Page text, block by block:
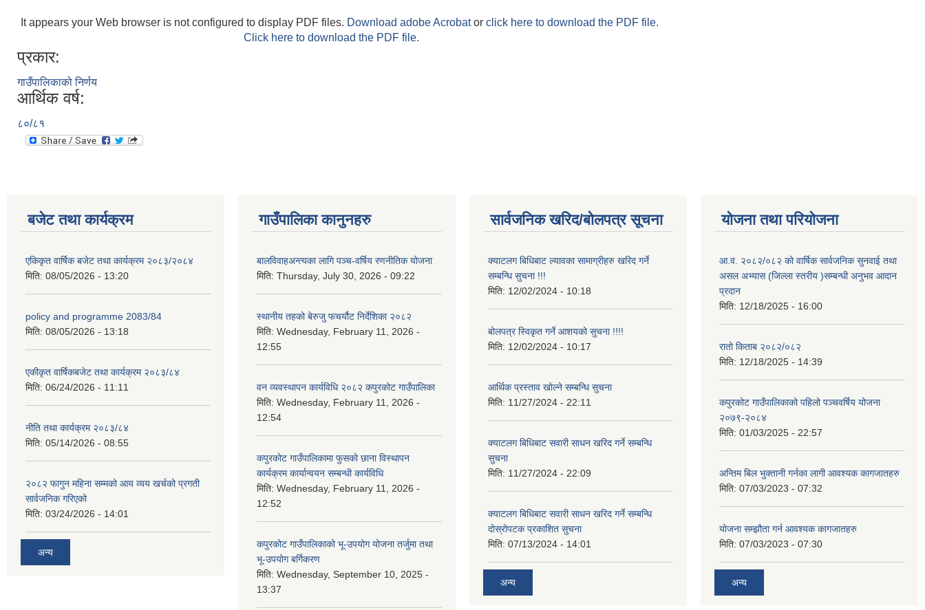
It appears your Web browser is not configured to display PDF files. Download adobe Acrobator click here to download the PDF file.
Click here to download the PDF file.
प्रकार:
गाउँपालिकाको निर्णय
आर्थिक वर्ष:
८०/८१
बजेट तथा कार्यक्रम
एकिकृत वार्षिक बजेट तथा कार्यक्रम २०८३/२०८४
मिति: 08/05/2026 - 13:20
policy and programme 2083/84
मिति: 08/05/2026 - 13:18
एकीकृत वार्षिकबजेट तथा कार्यक्रम २०८३/८४
मिति: 06/24/2026 - 11:11
नीति तथा कार्यक्रम २०८३/८४
मिति: 05/14/2026 - 08:55
२०८२ फागुन महिना सम्मको आय व्यय खर्चको प्रगती
सार्वजनिक गरिएको
मिति: 03/24/2026 - 14:01
अन्य
गाउँपालिका कानुनहरु
बालविवाहअन्त्यका लागि पञ्च-वर्षिय रणनीतिक योजना
मिति: Thursday, July 30, 2026 - 09:22
स्थानीय तहको बेरुजु फचर्यौट निर्देशिका २०८२
मिति: Wednesday, February 11, 2026 -
12:55
वन व्यवस्थापन कार्यविधि २०८२ कपुरकोट गाउँपालिका
मिति: Wednesday, February 11, 2026 -
12:54
कपुरकोट गाउँपालिकामा फुसको छाना विस्थापन
कार्यक्रम कार्यान्वयन सम्बन्धी कार्यविधि
मिति: Wednesday, February 11, 2026 -
12:52
कपुरकोट गाउँपालिकाको भू-उपयोग योजना तर्जुमा तथा
भू-उपयोग बर्गिकरण
मिति: Wednesday, September 10, 2025 -
13:37
सार्वजनिक खरिद/बोलपत्र सूचना
क्याटलग बिधिबाट ल्यावका सामाग्रीहरु खरिद गर्ने
सम्बन्धि सुचना !!!
मिति: 12/02/2024 - 10:18
बोलपत्र स्विकृत गर्ने आशयको सुचना !!!!
मिति: 12/02/2024 - 10:17
आर्थिक प्रस्ताव खोल्ने सम्बन्धि सुचना
मिति: 11/27/2024 - 22:11
क्याटलग बिधिबाट सवारी साधन खरिद गर्ने सम्बन्धि
सुचना
मिति: 11/27/2024 - 22:09
क्याटलग बिधिबाट सवारी साधन खरिद गर्ने सम्बन्धि
दोस्रोपटक प्रकाशित सुचना
मिति: 07/13/2024 - 14:01
अन्य
योजना तथा परियोजना
आ.व. २०८२/०८२ को वार्षिक सार्वजनिक सुनवाई तथा
असल अभ्यास (जिल्ला स्तरीय )सम्बन्धी अनुभव आदान
प्रदान
मिति: 12/18/2025 - 16:00
रातो किताब २०८२/०८२
मिति: 12/18/2025 - 14:39
कपुरकोट गाउँपालिकाको पहिलो पञ्चवर्षिय योजना
२०७९-२०८४
मिति: 01/03/2025 - 22:57
अन्तिम बिल भुक्तानी गर्नका लागी आवश्यक कागजातहरु
मिति: 07/03/2023 - 07:32
योजना सम्झौता गर्न आवश्यक कागजातहरु
मिति: 07/03/2023 - 07:30
अन्य